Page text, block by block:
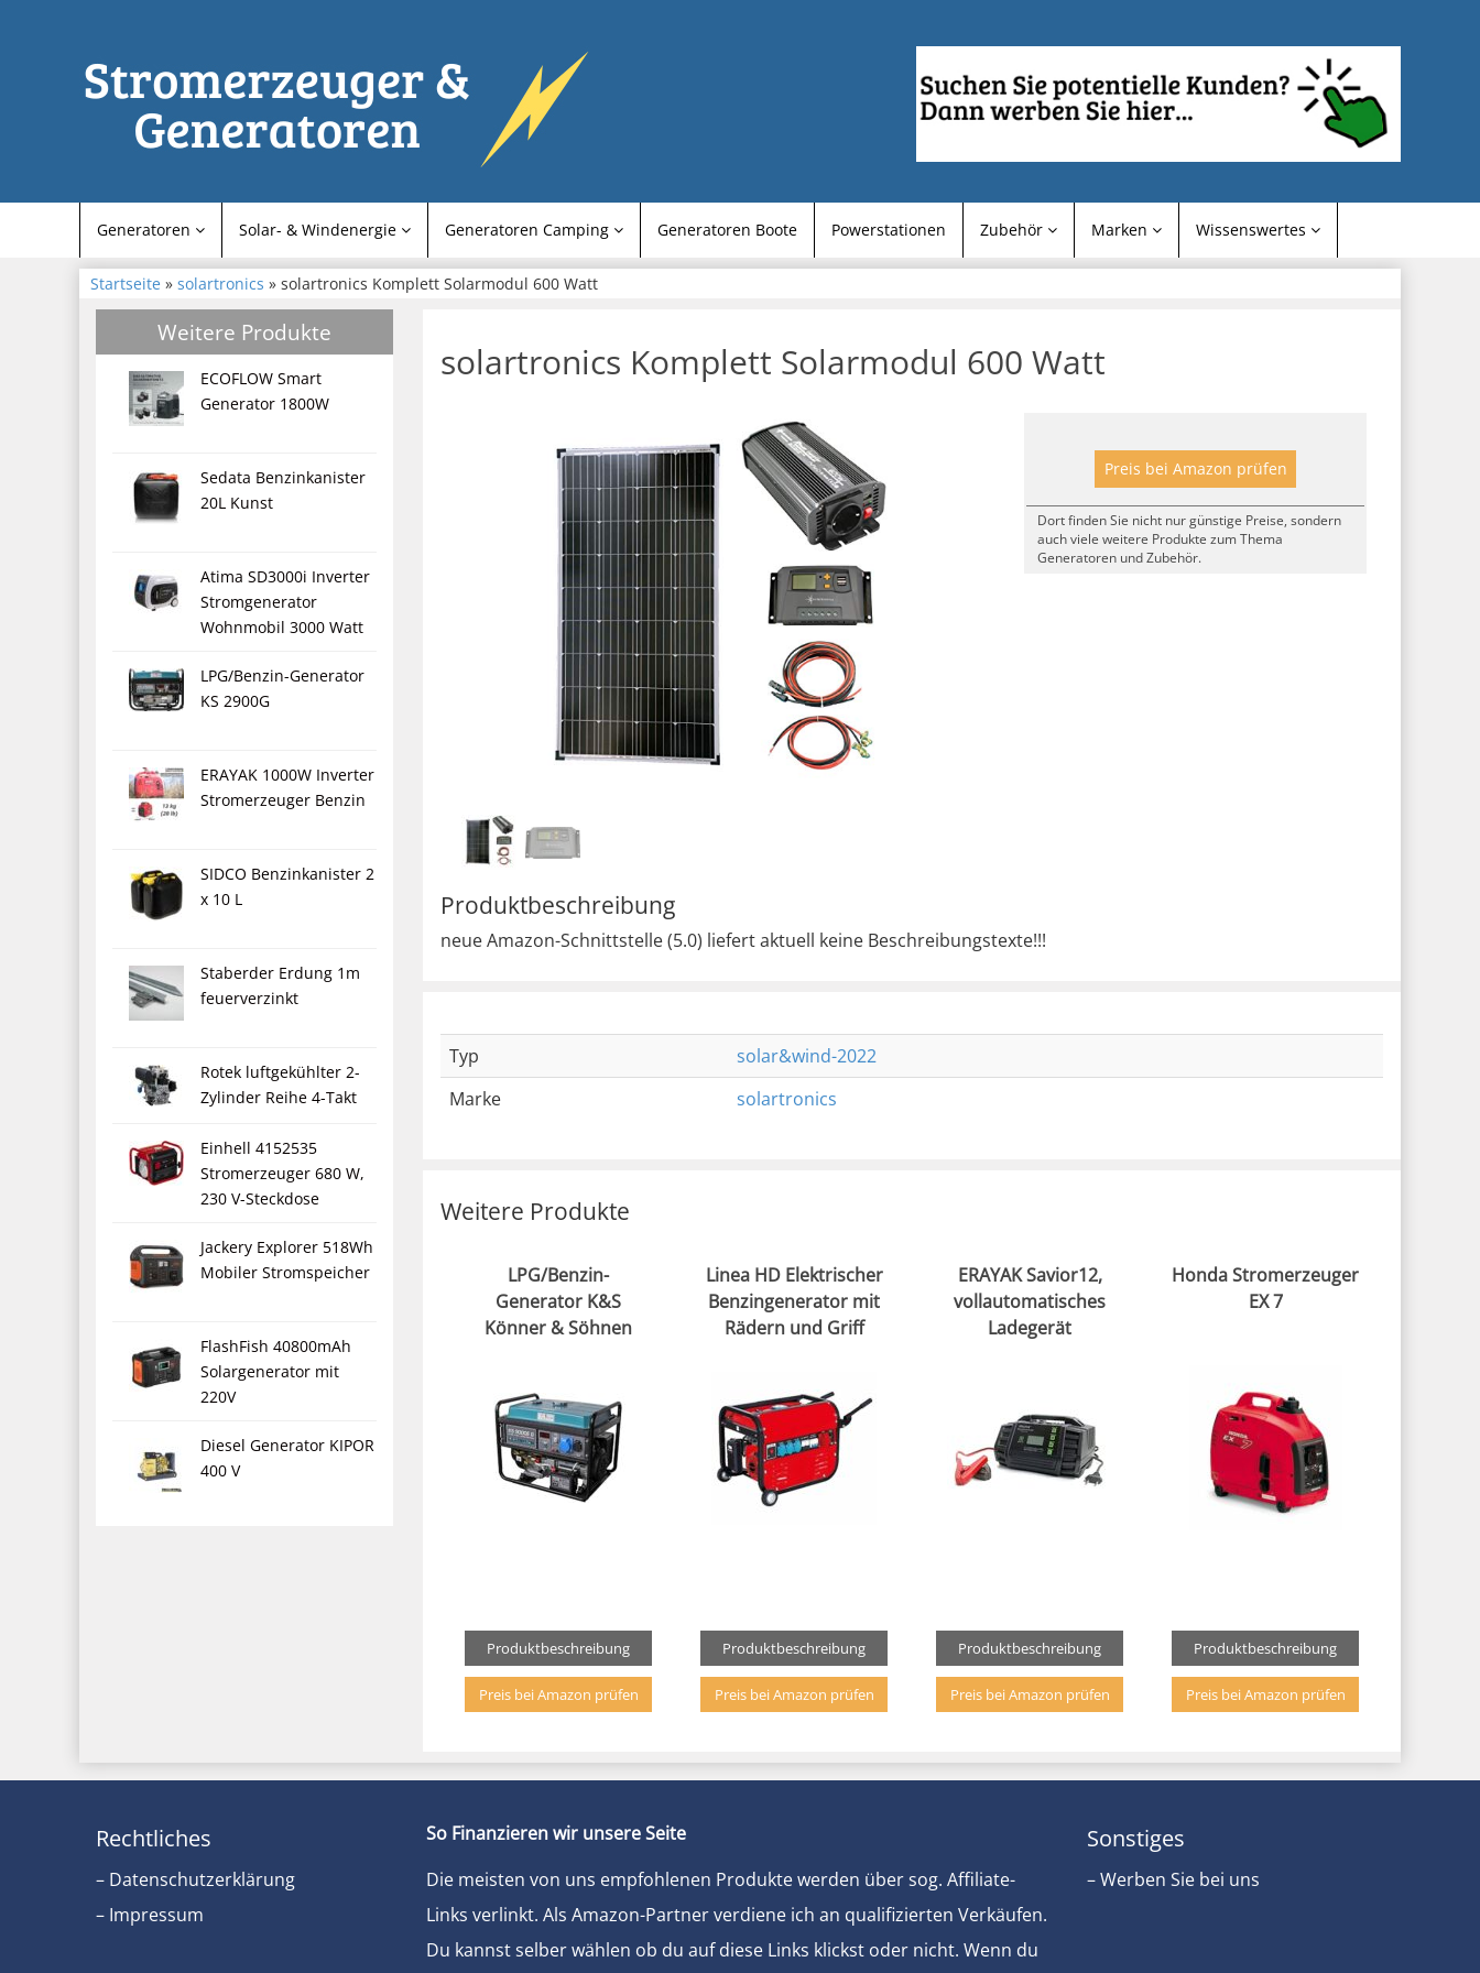
Generatoren Solar- & Windenergie Generatoren Camping Generatoren Boote Powerstationen Zubehör Marken Wissenswertes
Startseite » solartronics » solartronics Komplett Solarmodul 600 Watt
Weitere Produkte
ECOFLOW Smart
Generator 1800W
Sedata Benzinkanister
20L Kunst
Atima SD3000i Inverter
Stromgenerator
Wohnmobil 3000 Watt
LPG/Benzin-Generator
KS 2900G
ERAYAK 1000W Inverter
Stromerzeuger Benzin
SIDCO Benzinkanister 2
x 10 L
Staberder Erdung 1m
feuerverzinkt
Rotek luftgekühlter 2-
Zylinder Reihe 4-Takt
Einhell 4152535
Stromerzeuger 680 W,
230 V-Steckdose
Jackery Explorer 518Wh
Mobiler Stromspeicher
FlashFish 40800mAh
Solargenerator mit
220V
Diesel Generator KIPOR
400 V
solartronics Komplett Solarmodul 600 Watt
Preis bei Amazon prüfen
Dort finden Sie nicht nur günstige Preise, sondern
auch viele weitere Produkte zum Thema
Generatoren und Zubehör.
Produktbeschreibung
neue Amazon-Schnittstelle (5.0) liefert aktuell keine Beschreibungstexte!!!
Typ
solar&wind-2022
Marke
solartronics
Weitere Produkte
LPG/Benzin-
Generator K&S
Könner & Söhnen
Produktbeschreibung
Preis bei Amazon prüfen
Linea HD Elektrischer
Benzingenerator mit
Rädern und Griff
Produktbeschreibung
Preis bei Amazon prüfen
ERAYAK Savior12,
vollautomatisches
Ladegerät
Produktbeschreibung
Preis bei Amazon prüfen
Honda Stromerzeuger
EX 7
Produktbeschreibung
Preis bei Amazon prüfen
Rechtliches
– Datenschutzerklärung
– Impressum
So Finanzieren wir unsere Seite
Die meisten von uns empfohlenen Produkte werden über sog. Affiliate-
Links verlinkt. Als Amazon-Partner verdiene ich an qualifizierten Verkäufen.
Du kannst selber wählen ob du auf diese Links klickst oder nicht. Wenn du
Sonstiges
– Werben Sie bei uns